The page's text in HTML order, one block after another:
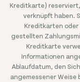
Kreditkarte)
verknüpft haben.
Kreditkarten oder
gestellten
Kreditkarte
Informationen
Ablaufdatum, den
angemessener Weise